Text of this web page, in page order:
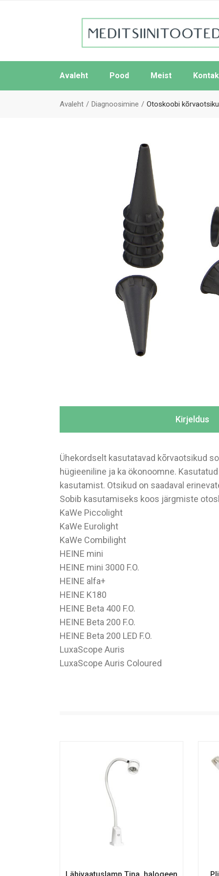
Avaleht Pood Meist
Avaleht Diagnoosimine Otoskoobi
Kirjeldus
Ühekordselt kasutatavad kõrvaotsikud
hügieeniline ja ka ökonoomne.
kasutamist. Otsikud on saadaval
Sobib kasutamiseks koos järgmiste
KaWe Piccolight
KaWe Eurolight
KaWe Combilight
HEINE mini
HEINE mini 3000 F.O.
HEINE alfa+
HEINE K180
HEINE Beta 400 F.O.
HEINE Beta 200 F.O.
HEINE Beta 200 LED F.O.
LuxaScope Auris
LuxaScope Auris Coloured